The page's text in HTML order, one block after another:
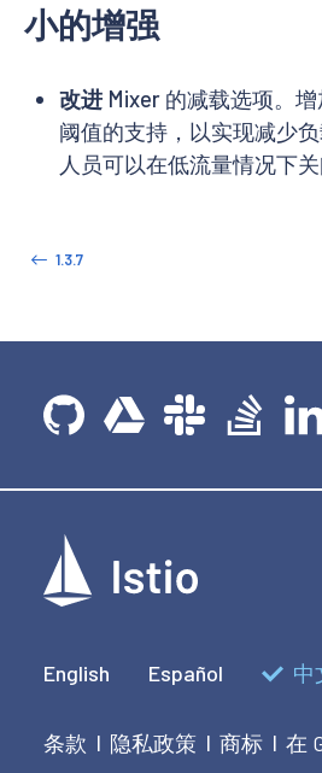
小的增强
改进Mixer 的减载选项。增
阈值的支持，以实现减少
人员可以在低流量情况下关
1.3.7
English Español 中
条款 | 隐私政策 | 商标 | 在